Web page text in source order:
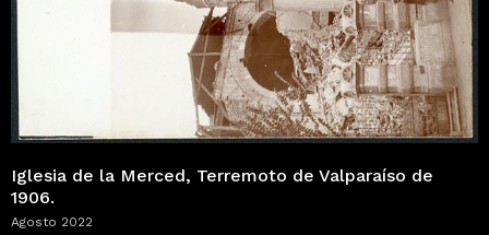
Iglesia de la Merced, Terremoto de Valparaíso de
1906.
Agosto 2022